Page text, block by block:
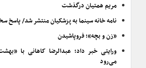
مریم همتیان درگذشت
نامه خانه سینما به پزشکیان منتشر شد/ پاسخ
«زن و بچه»؛ فروپاشیدن
ورایتی خبر داد؛ عبدالرضا کاهانی با
می‌رود